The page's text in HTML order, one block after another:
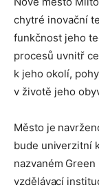
chytré inovační
funkčnost jeho
procesů uvnitř
k jeho okolí,
v životě jeho
Město je
bude univerzitní
nazvaném
vzdělávací